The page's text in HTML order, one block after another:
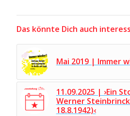
Das könnte Dich auch
Mai 2019 | Immer
11.09.2025 | ›Ein
Werner Steinbrinck
18.8.1942)‹